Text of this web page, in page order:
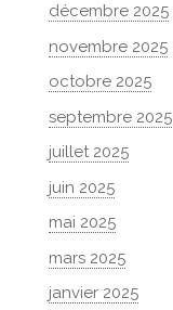
décembre 2025
novembre 2025
octobre 2025
septembre 2025
juillet 2025
juin 2025
mai 2025
mars 2025
janvier 2025